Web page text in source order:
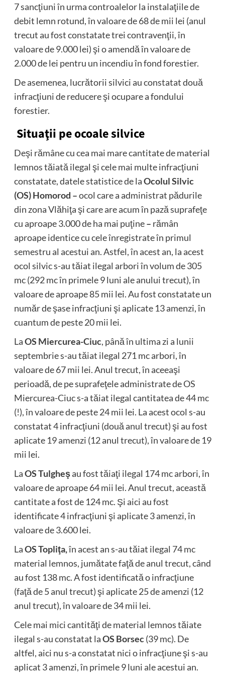
7 sancţiuni în urma controalelor la instalaţiile de
debit lemn rotund, în valoare de 68 de mii lei (anul
trecut au fost constatate trei contravenţii, în
valoare de 9.000 lei) şi o amendă în valoare de
2.000 de lei pentru un incendiu în fond forestier.
De asemenea, lucrătorii silvici au constatat două
infracţiuni de reducere şi ocupare a fondului
forestier.
Situaţii pe ocoale silvice
Deşi rămâne cu cea mai mare cantitate de material
lemnos tăiată ilegal şi cele mai multe infracţiuni
constatate, datele statistice de laOcolul Silvic
(OS) Homorod –ocol care a administrat pădurile
din zona Vlăhiţa şi care are acum în pază suprafeţe
cu aproape 3.000 de ha mai puţine– rămân
aproape identice cu cele înregistrate în primul
semestru al acestui an. Astfel, în acest an, la acest
ocol silvic s-au tăiat ilegal arbori în volum de 305
mc (292 mc în primele 9 luni ale anului trecut), în
valoare de aproape 85 mii lei. Au fost constatate un
număr de şase infracţiuni şi aplicate 13 amenzi, în
cuantum de peste 20 mii lei.
LaOS Miercurea-Ciuc, până în ultima zi a lunii
septembrie s-au tăiat ilegal 271 mc arbori, în
valoare de 67 mii lei. Anul trecut, în aceeaşi
perioadă, de pe suprafeţele administrate de OS
Miercurea-Ciuc s-a tăiat ilegal cantitatea de 44 mc
(!), în valoare de peste 24 mii lei. La acest ocol s-au
constatat 4 infracţiuni (două anul trecut) şi au fost
aplicate 19 amenzi (12 anul trecut), în valoare de 19
mii lei.
LaOS Tulgheşau fost tăiaţi ilegal 174 mc arbori, în
valoare de aproape 64 mii lei. Anul trecut, această
cantitate a fost de 124 mc. Şi aici au fost
identificate 4 infracţiuni şi aplicate 3 amenzi, în
valoare de 3.600 lei.
LaOS Topliţa,în acest an s-au tăiat ilegal 74 mc
material lemnos, jumătate faţă de anul trecut, când
au fost 138 mc. A fost identificată o infracţiune
(faţă de 5 anul trecut) şi aplicate 25 de amenzi (12
anul trecut), în valoare de 34 mii lei.
Cele mai mici cantităţi de material lemnos tăiate
ilegal s-au constatat laOS Borsec(39 mc). De
altfel, aici nu s-a constatat nici o infracţiune şi s-au
aplicat 3 amenzi, în primele 9 luni ale acestui an.